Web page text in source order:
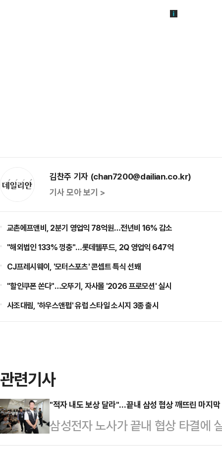
김찬주 기자 (chan7200@dailian.co.kr)
기사 모아 보기 >
교촌에프앤비, 2분기 영업익 78억원…전년비 16% 감소
"해외법인 133% 껑충"…롯데웰푸드, 2Q 영업익 647억
CJ프레시웨이, '모터스포츠' 콘셉트 특식 선봬
"할인쿠폰 쏜다"…오뚜기, 자사몰 '2026 프로모션' 실시
사조대림, '하우스앤펍' 유럽 스타일 소시지 3종 출시
관련기사
"적자 내도 보상 달라"…끝내 삼성 협상 깨뜨린 마지막
삼성전자 노사가 끝내 협상 타결에
이익을 적자 사업부까지 어느 수준